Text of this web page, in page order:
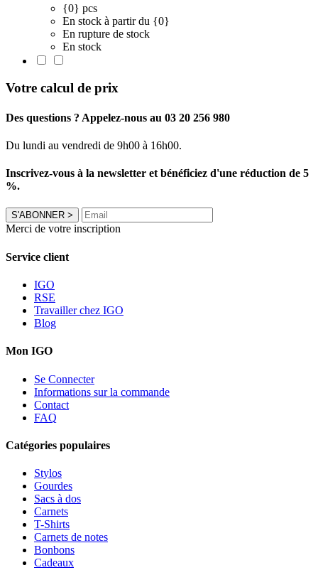
{0} pcs
En stock à partir du {0}
En rupture de stock
En stock
Votre calcul de prix
Des questions ? Appelez-nous au 03 20 256 980
Du lundi au vendredi de 9h00 à 16h00.
Inscrivez-vous à la newsletter et bénéficiez d'une réduction de 5
%.
S'ABONNER >
Merci de votre inscription
Service client
IGO
RSE
Travailler chez IGO
Blog
Mon IGO
Se Connecter
Informations sur la commande
Contact
FAQ
Catégories populaires
Stylos
Gourdes
Sacs à dos
Carnets
T-Shirts
Carnets de notes
Bonbons
Cadeaux